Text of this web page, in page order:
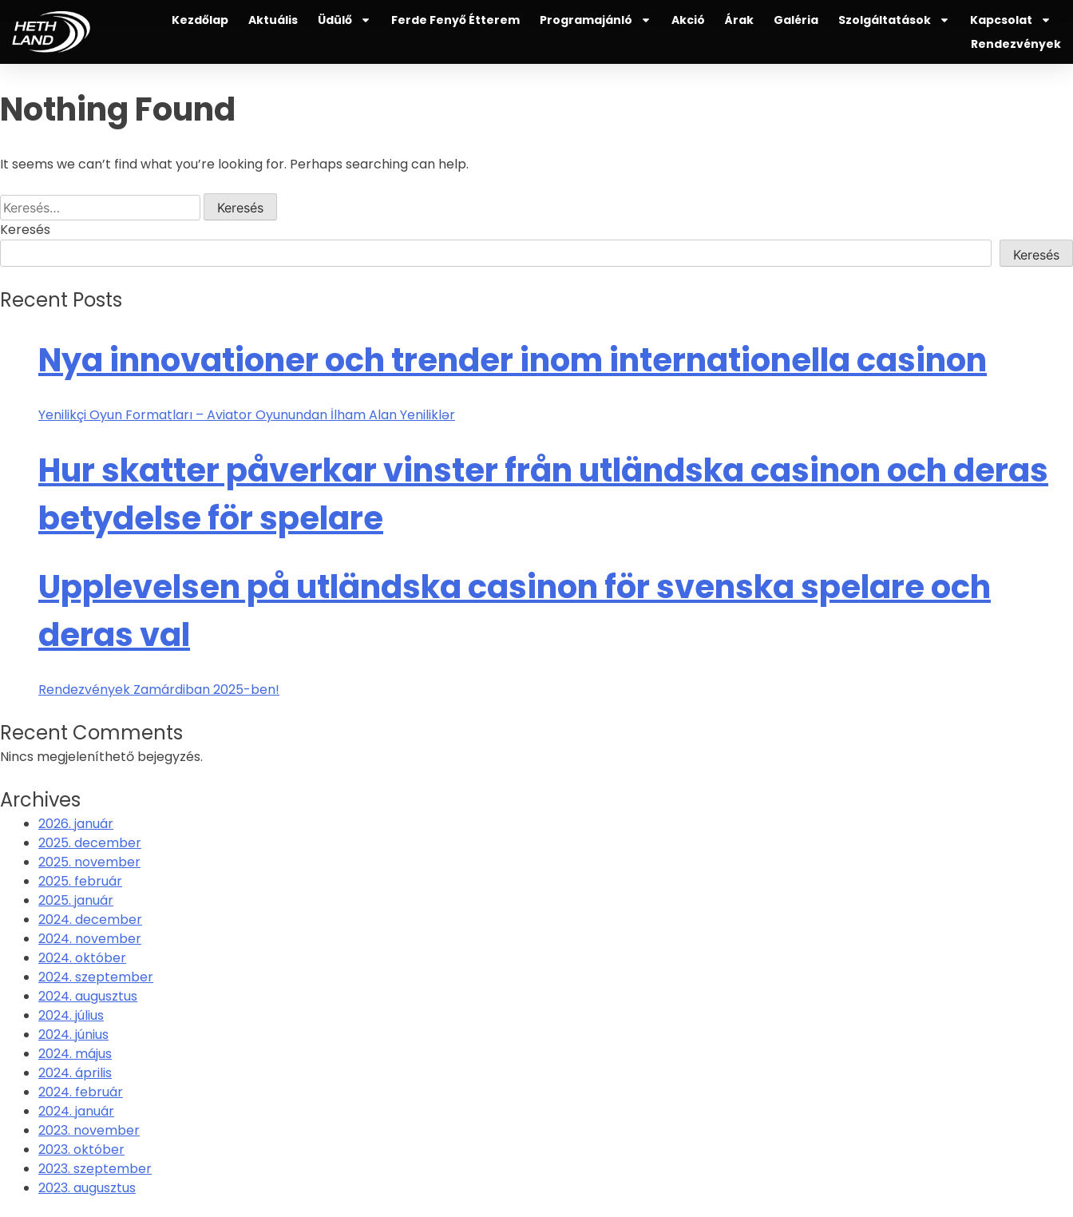
Kezdőlap Aktuális Üdülő Ferde Fenyő Étterem Programajánló Akció Árak Galéria Szolgáltatások
Kapcsolat
Rendezvények
Nothing Found
It seems we can’t find what you’re looking for. Perhaps searching can help.
Keresés
Keresés
Recent Posts
Nya innovationer och trender inom internationella casinon
Yenilikçi Oyun Formatları – Aviator Oyunundan İlham Alan Yeniliklər
Hur skatter påverkar vinster från utländska casinon och deras
betydelse för spelare
Upplevelsen på utländska casinon för svenska spelare och
deras val
Rendezvények Zamárdiban 2025-ben!
Recent Comments
Nincs megjeleníthető bejegyzés.
Archives
2026. január
2025. december
2025. november
2025. február
2025. január
2024. december
2024. november
2024. október
2024. szeptember
2024. augusztus
2024. július
2024. június
2024. május
2024. április
2024. február
2024. január
2023. november
2023. október
2023. szeptember
2023. augusztus